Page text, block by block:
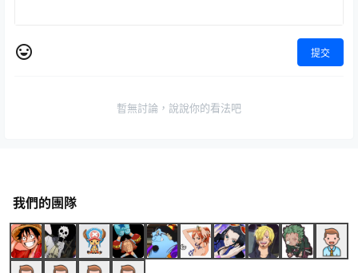
提交
暫無討論，說說你的看法吧
我們的團隊